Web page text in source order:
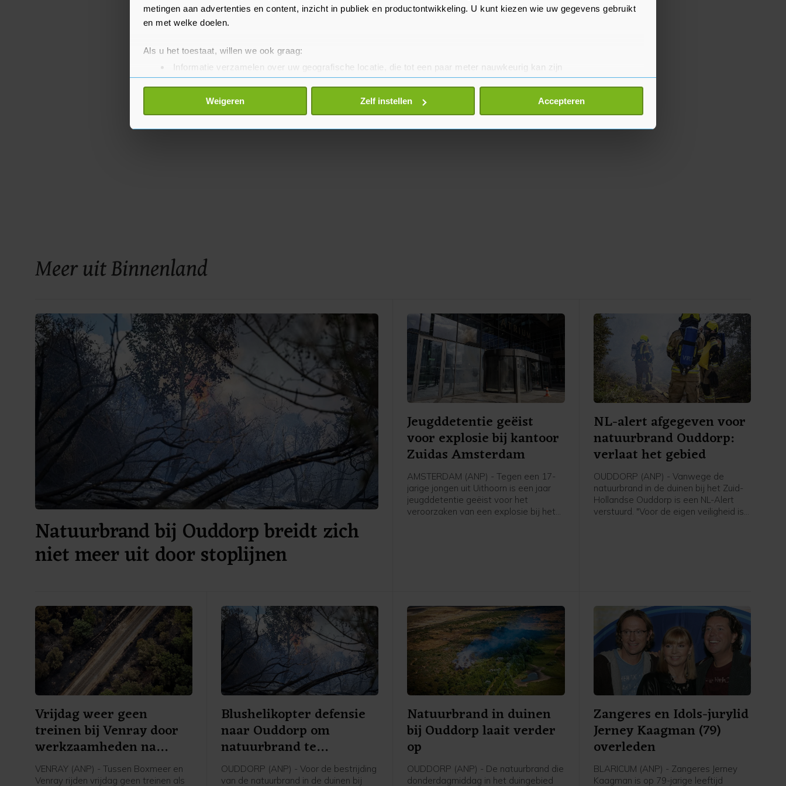
metingen aan advertenties en content, inzicht in publiek en productontwikkeling. U kunt kiezen wie uw gegevens gebruikt
en met welke doelen.
Als u het toestaat, willen we ook graag:
Informatie verzamelen over uw geografische locatie, die tot een paar meter nauwkeurig kan zijn
Uw apparaat identificeren door het actief te scannen op specifieke eigenschappen (fingerprinting)
Lees meer over hoe uw persoonlijke gegevens worden verwerkt en stel uw voorkeuren in het
detailgedeelte
toestemming op elk moment wijzigen of intrekken in de Cookieverklaring.
Weigeren Zelf instellen Accepteren
Meer uit Binnenland
Natuurbrand bij Ouddorp breidt zich
niet meer uit door stoplijnen
Jeugddetentie geëist
voor explosie bij kantoor
Zuidas Amsterdam
AMSTERDAM (ANP) - Tegen een 17-
jarige jongen uit Uithoorn is een jaar
jeugddetentie geëist voor het
veroorzaken van een explosie bij het
NL-alert afgegeven voor
natuurbrand Ouddorp:
verlaat het gebied
OUDDORP (ANP) - Vanwege de
natuurbrand in de duinen bij het Zuid-
Hollandse Ouddorp is een NL-Alert
verstuurd. "Voor de eigen veiligheid is
Vrijdag weer geen
treinen bij Venray door
werkzaamheden na
brand
VENRAY (ANP) - Tussen Boxmeer en
Venray rijden vrijdag geen treinen als
Blushelikopter defensie
naar Ouddorp om
natuurbrand te
bestrijden
OUDDORP (ANP) - Voor de bestrijding
van de natuurbrand in de duinen bij
Natuurbrand in duinen
bij Ouddorp laait verder
op
OUDDORP (ANP) - De natuurbrand die
donderdagmiddag in het duingebied
Zangeres en Idols-jurylid
Jerney Kaagman (79)
overleden
BLARICUM (ANP) - Zangeres Jerney
Kaagman is op 79-jarige leeftijd